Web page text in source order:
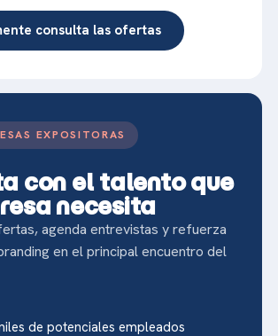
consulta las ofertas
EXPOSITORAS
con el talento que
necesita
agenda entrevistas y refuerza
en el principal encuentro del
de potenciales empleados